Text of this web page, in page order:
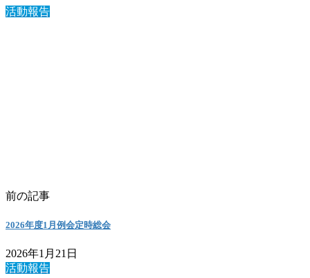
活動報告
前の記事
2026年度1月例会定時総会
2026年1月21日
活動報告